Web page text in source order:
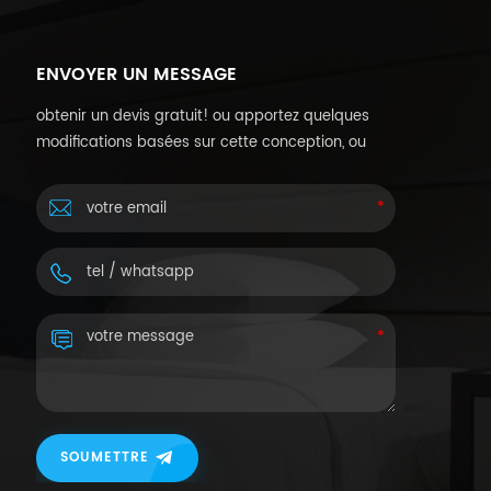
ENVOYER UN MESSAGE
obtenir un devis gratuit! ou apportez quelques
modifications basées sur cette conception, ou
SOUMETTRE